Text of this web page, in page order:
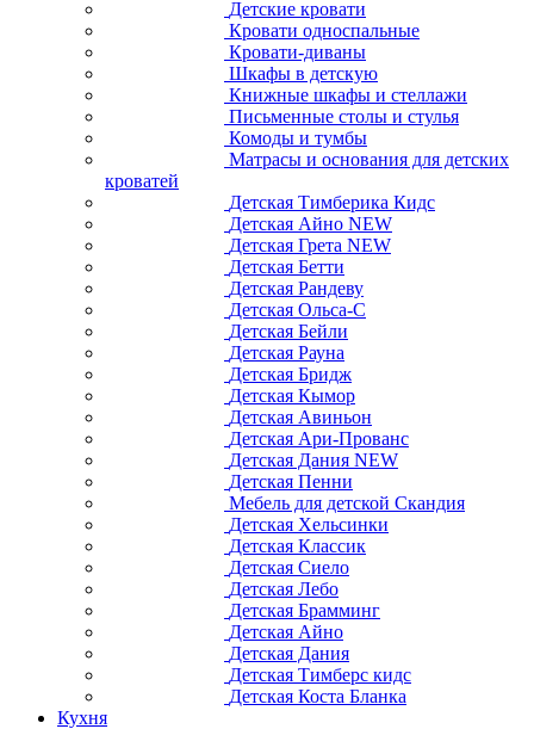
Детские кровати
Кровати односпальные
Кровати-диваны
Шкафы в детскую
Книжные шкафы и стеллажи
Письменные столы и стулья
Комоды и тумбы
Матрасы и основания для детских
кроватей
Детская Тимберика Кидс
Детская Айно NEW
Детская Грета NEW
Детская Бетти
Детская Рандеву
Детская Ольса-С
Детская Бейли
Детская Рауна
Детская Бридж
Детская Кымор
Детская Авиньон
Детская Ари-Прованс
Детская Дания NEW
Детская Пенни
Мебель для детской Скандия
Детская Хельсинки
Детская Классик
Детская Сиело
Детская Лебо
Детская Брамминг
Детская Айно
Детская Дания
Детская Тимберс кидс
Детская Коста Бланка
Кухня